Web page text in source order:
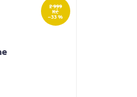
2 999
Kč
–33 %